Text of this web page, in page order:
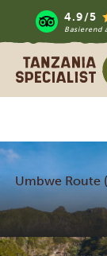
4.9/5
Basierend
Tanzania
Umbwe Route